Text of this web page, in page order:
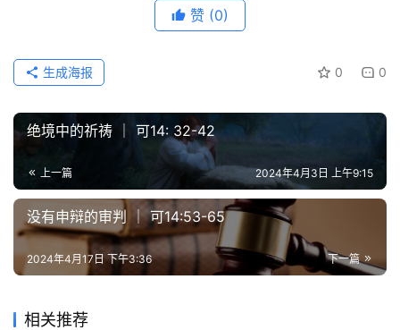
赞 (0)
0 0
生成海报
绝境中的祈祷 ｜ 可14: 32-42
上一篇 2024年4月3日 上午9:15
没有申辩的审判 ｜ 可14:53-65
下一篇
2024年4月17日 下午3:36
相关推荐